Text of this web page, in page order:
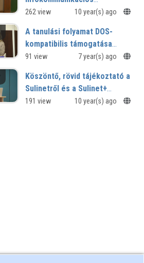
technológiák és rendszerek a
262 view 10 year(s) ago
A tanulási folyamat DOS-
kompatibilis támogatása
digitalizált közgyűjteményi
91 view 7 year(s) ago
Köszöntő, rövid tájékoztató a
Sulinetről és a Sulinet+
projekt eredményeiről
191 view 10 year(s) ago